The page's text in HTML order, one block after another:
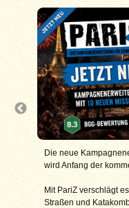
Die neue
wird Anfang der
Mit PariZ verschlägt
Straßen und